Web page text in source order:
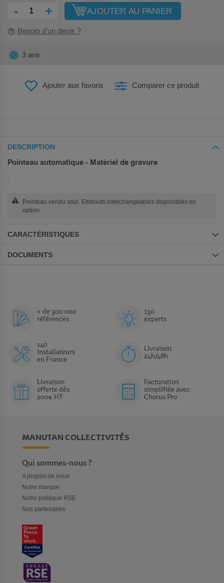
- + AJOUTER AU PANIER
Besoin d’un devis ?
Ajouter aux favoris Comparer ce produit
3 ans
DESCRIPTION
Pointeau automatique - Matériel de gravure
Pointeau vendu seul. Embouts interchangeables disponibles en
option.
CARACTÉRISTIQUES
DOCUMENTS
+ de 300 000
références
130
experts
140
installateurs
en France
Livraison
24h/48h
Livraison
offerte dès
200€ HT
Facturation
simplifiée avec
Chorus Pro
MANUTAN COLLECTIVITÉS
Qui sommes-nous ?
A propos de nous
Notre marque
Notre politique RSE
Nos partenaires